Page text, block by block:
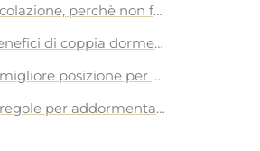
Ore Perfette di Sonno
di dolce sonno
Perfetto per Sostituire il Tuo
perchè non farla insieme a
di coppia dormendo insieme
posizione per dormire
per addormentarti velocemente